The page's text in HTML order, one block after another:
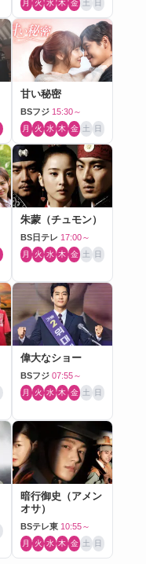
月 火 水 木 金 土 日
甘い秘密
BSフジ 15:30～
月 火 水 木 金 土 日
朱蒙（チュモン）
BS日テレ 17:00～
月 火 水 木 金 土 日
偉大なショー
BSフジ 07:55～
月 火 水 木 金 土 日
暗行御史（アメン
オサ）
BSテレ東 10:55～
月 火 水 木 金 土 日